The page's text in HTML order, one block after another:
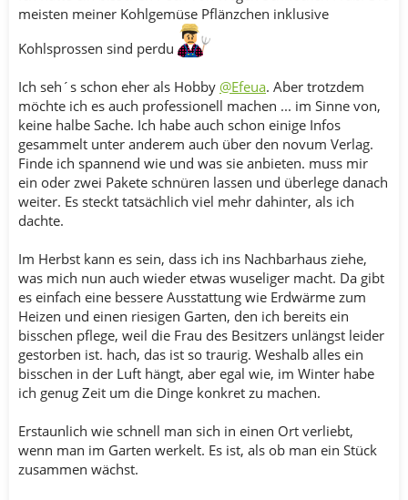
meisten meiner Kohlgemüse Pflänzchen inklusive
Kohlsprossen sind perdu
Ich seh´s schon eher als Hobby @Efeua. Aber trotzdem
möchte ich es auch professionell machen ... im Sinne von,
keine halbe Sache. Ich habe auch schon einige Infos
gesammelt unter anderem auch über den novum Verlag.
Finde ich spannend wie und was sie anbieten. muss mir
ein oder zwei Pakete schnüren lassen und überlege danach
weiter. Es steckt tatsächlich viel mehr dahinter, als ich
dachte.
Im Herbst kann es sein, dass ich ins Nachbarhaus ziehe,
was mich nun auch wieder etwas wuseliger macht. Da gibt
es einfach eine bessere Ausstattung wie Erdwärme zum
Heizen und einen riesigen Garten, den ich bereits ein
bisschen pflege, weil die Frau des Besitzers unlängst leider
gestorben ist. hach, das ist so traurig. Weshalb alles ein
bisschen in der Luft hängt, aber egal wie, im Winter habe
ich genug Zeit um die Dinge konkret zu machen.
Erstaunlich wie schnell man sich in einen Ort verliebt,
wenn man im Garten werkelt. Es ist, als ob man ein Stück
zusammen wächst.